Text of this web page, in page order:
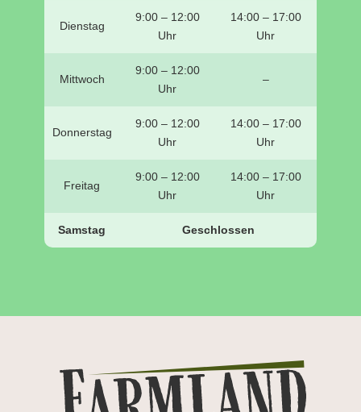
Dienstag
9:00 – 12:00
Uhr
14:00 – 17:00
Uhr
Mittwoch
9:00 – 12:00
Uhr
–
Donnerstag
9:00 – 12:00
Uhr
14:00 – 17:00
Uhr
Freitag
9:00 – 12:00
Uhr
14:00 – 17:00
Uhr
Samstag Geschlossen